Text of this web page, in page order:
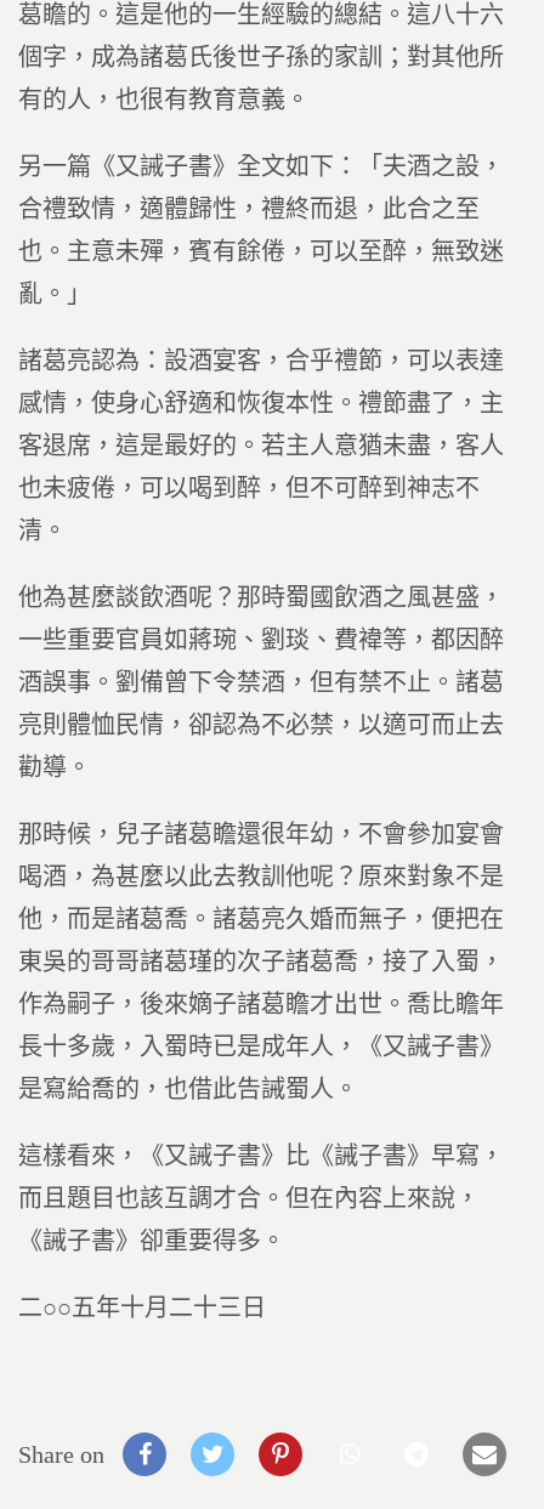
葛瞻的。這是他的一生經驗的總結。這八十六
個字，成為諸葛氏後世子孫的家訓；對其他所
有的人，也很有教育意義。
另一篇《又誡子書》全文如下：「夫酒之設，
合禮致情，適體歸性，禮終而退，此合之至
也。主意未殫，賓有餘倦，可以至醉，無致迷
亂。」
諸葛亮認為：設酒宴客，合乎禮節，可以表達
感情，使身心舒適和恢復本性。禮節盡了，主
客退席，這是最好的。若主人意猶未盡，客人
也未疲倦，可以喝到醉，但不可醉到神志不
清。
他為甚麼談飲酒呢？那時蜀國飲酒之風甚盛，
一些重要官員如蔣琬、劉琰、費褘等，都因醉
酒誤事。劉備曾下令禁酒，但有禁不止。諸葛
亮則體恤民情，卻認為不必禁，以適可而止去
勸導。
那時候，兒子諸葛瞻還很年幼，不會參加宴會
喝酒，為甚麼以此去教訓他呢？原來對象不是
他，而是諸葛喬。諸葛亮久婚而無子，便把在
東吳的哥哥諸葛瑾的次子諸葛喬，接了入蜀，
作為嗣子，後來嫡子諸葛瞻才出世。喬比瞻年
長十多歲，入蜀時已是成年人，《又誡子書》
是寫給喬的，也借此告誡蜀人。
這樣看來，《又誡子書》比《誡子書》早寫，
而且題目也該互調才合。但在內容上來說，
《誡子書》卻重要得多。
二○○五年十月二十三日
Share on